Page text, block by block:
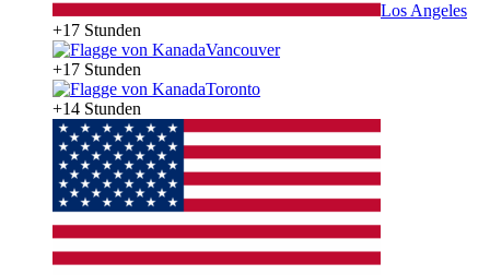
Los Angeles
+17 Stunden
Vancouver
+17 Stunden
Toronto
+14 Stunden